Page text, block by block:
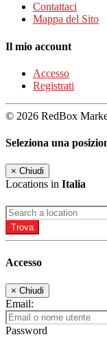
Contattaci
Mappa del Sito
Il mio account
Accesso
Registrati
© 2026 RedBox
Seleziona una
× Chiudi
Locations in Italia
Trova
Accesso
× Chiudi
Email:
Password